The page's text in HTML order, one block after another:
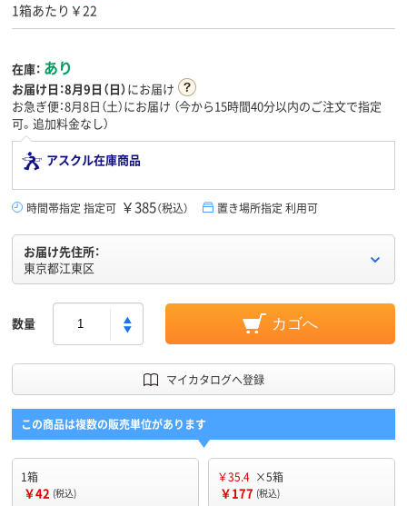
1箱あたり￥22
在庫： あり
お届け日：8月9日（日）にお届け
お急ぎ便：8月8日（土）にお届け （今から15時間40分以内のご注文で指定
可。追加料金なし）
アスクル在庫商品
時間帯指定 指定可 ￥385（税込） 置き場所指定 利用可
お届け先住所：
東京都江東区
数量 カゴへ
マイカタログへ登録
この商品は複数の販売単位があります
1箱
￥42 (税込)
￥35.4 ×5箱
￥177 (税込)